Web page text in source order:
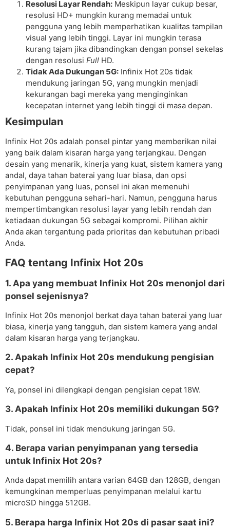
Resolusi Layar Rendah: Meskipun layar cukup besar,
resolusi HD+ mungkin kurang memadai untuk
pengguna yang lebih memperhatikan kualitas tampilan
visual yang lebih tinggi. Layar ini mungkin terasa
kurang tajam jika dibandingkan dengan ponsel sekelas
dengan resolusi Full HD.
Tidak Ada Dukungan 5G: Infinix Hot 20s tidak
mendukung jaringan 5G, yang mungkin menjadi
kekurangan bagi mereka yang menginginkan
kecepatan internet yang lebih tinggi di masa depan.
Kesimpulan
Infinix Hot 20s adalah ponsel pintar yang memberikan nilai
yang baik dalam kisaran harga yang terjangkau. Dengan
desain yang menarik, kinerja yang kuat, sistem kamera yang
andal, daya tahan baterai yang luar biasa, dan opsi
penyimpanan yang luas, ponsel ini akan memenuhi
kebutuhan pengguna sehari-hari. Namun, pengguna harus
mempertimbangkan resolusi layar yang lebih rendah dan
ketiadaan dukungan 5G sebagai kompromi. Pilihan akhir
Anda akan tergantung pada prioritas dan kebutuhan pribadi
Anda.
FAQ tentang Infinix Hot 20s
1. Apa yang membuat Infinix Hot 20s menonjol dari
ponsel sejenisnya?
Infinix Hot 20s menonjol berkat daya tahan baterai yang luar
biasa, kinerja yang tangguh, dan sistem kamera yang andal
dalam kisaran harga yang terjangkau.
2. Apakah Infinix Hot 20s mendukung pengisian
cepat?
Ya, ponsel ini dilengkapi dengan pengisian cepat 18W.
3. Apakah Infinix Hot 20s memiliki dukungan 5G?
Tidak, ponsel ini tidak mendukung jaringan 5G.
4. Berapa varian penyimpanan yang tersedia
untuk Infinix Hot 20s?
Anda dapat memilih antara varian 64GB dan 128GB, dengan
kemungkinan memperluas penyimpanan melalui kartu
microSD hingga 512GB.
5. Berapa harga Infinix Hot 20s di pasar saat ini?